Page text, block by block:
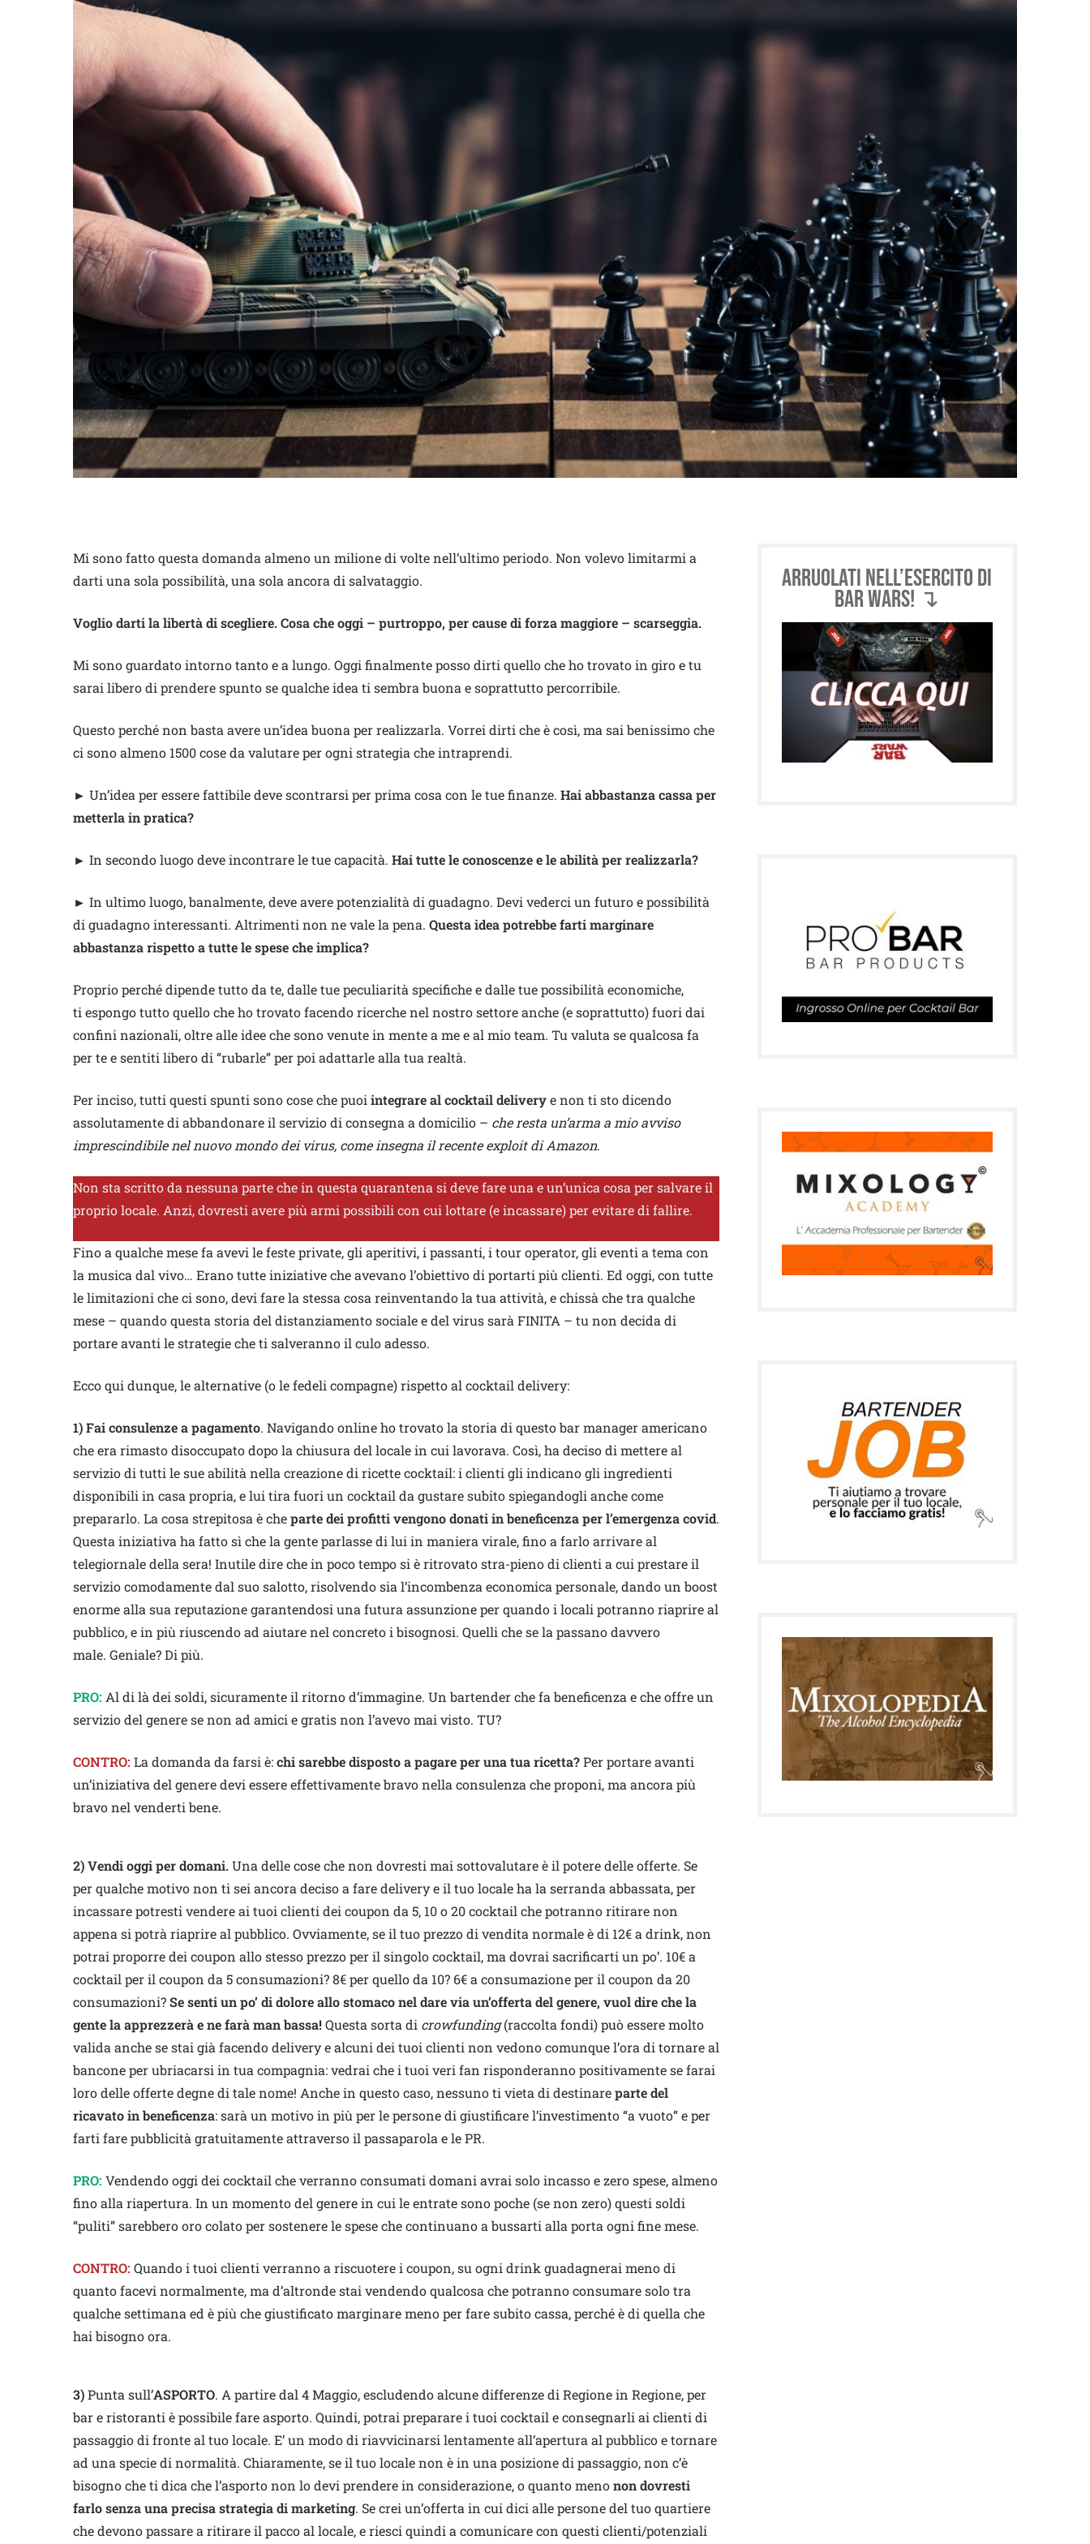
Mi sono fatto questa domanda almeno un milione di volte nell’ultimo periodo. Non volevo limitarmi a
darti una sola possibilità, una sola ancora di salvataggio.
Voglio darti la libertà di scegliere. Cosa che oggi – purtroppo, per cause di forza maggiore – scarseggia.
Mi sono guardato intorno tanto e a lungo. Oggi finalmente posso dirti quello che ho trovato in giro e tu
sarai libero di prendere spunto se qualche idea ti sembra buona e soprattutto percorribile.
Questo perché non basta avere un’idea buona per realizzarla. Vorrei dirti che è così, ma sai benissimo che
ci sono almeno 1500 cose da valutare per ogni strategia che intraprendi.
► Un’idea per essere fattibile deve scontrarsi per prima cosa con le tue finanze. Hai abbastanza cassa per
metterla in pratica?
► In secondo luogo deve incontrare le tue capacità. Hai tutte le conoscenze e le abilità per realizzarla?
► In ultimo luogo, banalmente, deve avere potenzialità di guadagno. Devi vederci un futuro e possibilità
di guadagno interessanti. Altrimenti non ne vale la pena. Questa idea potrebbe farti marginare
abbastanza rispetto a tutte le spese che implica?
Proprio perché dipende tutto da te, dalle tue peculiarità specifiche e dalle tue possibilità economiche,
ti espongo tutto quello che ho trovato facendo ricerche nel nostro settore anche (e soprattutto) fuori dai
confini nazionali, oltre alle idee che sono venute in mente a me e al mio team. Tu valuta se qualcosa fa
per te e sentiti libero di “rubarle” per poi adattarle alla tua realtà.
Per inciso, tutti questi spunti sono cose che puoi integrare al cocktail deliverye non ti sto dicendo
assolutamente di abbandonare il servizio di consegna a domicilio – che resta un’arma a mio avviso
imprescindibile nel nuovo mondo dei virus, come insegna il recente exploit di Amazon.
Non sta scritto da nessuna parte che in questa quarantena si deve fare una e un’unica cosa per salvare il
proprio locale. Anzi, dovresti avere più armi possibili con cui lottare (e incassare) per evitare di fallire.
Fino a qualche mese fa avevi le feste private, gli aperitivi, i passanti, i tour operator, gli eventi a tema con
la musica dal vivo… Erano tutte iniziative che avevano l’obiettivo di portarti più clienti. Ed oggi, con tutte
le limitazioni che ci sono, devi fare la stessa cosa reinventando la tua attività, e chissà che tra qualche
mese – quando questa storia del distanziamento sociale e del virus sarà FINITA – tu non decida di
portare avanti le strategie che ti salveranno il culo adesso.
Ecco qui dunque, le alternative (o le fedeli compagne) rispetto al cocktail delivery:
1) Fai consulenze a pagamento. Navigando online ho trovato la storia di questo bar manager americano
che era rimasto disoccupato dopo la chiusura del locale in cui lavorava. Così, ha deciso di mettere al
servizio di tutti le sue abilità nella creazione di ricette cocktail: i clienti gli indicano gli ingredienti
disponibili in casa propria, e lui tira fuori un cocktail da gustare subito spiegandogli anche come
prepararlo. La cosa strepitosa è cheparte dei profitti vengono donati in beneficenza per l’emergenza covid.
Questa iniziativa ha fatto sì che la gente parlasse di lui in maniera virale, fino a farlo arrivare al
telegiornale della sera! Inutile dire che in poco tempo si è ritrovato stra-pieno di clienti a cui prestare il
servizio comodamente dal suo salotto, risolvendo sia l’incombenza economica personale, dando un boost
enorme alla sua reputazione garantendosi una futura assunzione per quando i locali potranno riaprire al
pubblico, e in più riuscendo ad aiutare nel concreto i bisognosi. Quelli che se la passano davvero
male. Geniale? Di più.
PRO: Al di là dei soldi, sicuramente il ritorno d’immagine. Un bartender che fa beneficenza e che offre un
servizio del genere se non ad amici e gratis non l’avevo mai visto. TU?
CONTRO: La domanda da farsi è:chi sarebbe disposto a pagare per una tua ricetta?Per portare avanti
un’iniziativa del genere devi essere effettivamente bravo nella consulenza che proponi, ma ancora più
bravo nel venderti bene.
2)Vendi oggi per domani.Una delle cose che non dovresti mai sottovalutare è il potere delle offerte. Se
per qualche motivo non ti sei ancora deciso a fare delivery e il tuo locale ha la serranda abbassata, per
incassare potresti vendere ai tuoi clienti dei coupon da 5, 10 o 20 cocktail che potranno ritirare non
appena si potrà riaprire al pubblico. Ovviamente, se il tuo prezzo di vendita normale è di 12€ a drink, non
potrai proporre dei coupon allo stesso prezzo per il singolo cocktail, ma dovrai sacrificarti un po’. 10€ a
cocktail per il coupon da 5 consumazioni? 8€ per quello da 10? 6€ a consumazione per il coupon da 20
consumazioni?Se senti un po’ di dolore allo stomaco nel dare via un’offerta del genere, vuol dire che la
gente la apprezzerà e ne farà man bassa! Questa sorta di crowfunding(raccolta fondi) può essere molto
valida anche se stai già facendo delivery e alcuni dei tuoi clienti non vedono comunque l’ora di tornare al
bancone per ubriacarsi in tua compagnia: vedrai che i tuoi veri fan risponderanno positivamente se farai
loro delle offerte degne di tale nome! Anche in questo caso, nessuno ti vieta di destinareparte del
ricavato in beneficenza: sarà un motivo in più per le persone di giustificare l’investimento “a vuoto” e per
farti fare pubblicità gratuitamente attraverso il passaparola e le PR.
PRO: Vendendo oggi dei cocktail che verranno consumati domani avrai solo incasso e zero spese, almeno
fino alla riapertura. In un momento del genere in cui le entrate sono poche (se non zero) questi soldi
“puliti” sarebbero oro colato per sostenere le spese che continuano a bussarti alla porta ogni fine mese.
CONTRO: Quando i tuoi clienti verranno a riscuotere i coupon, su ogni drink guadagnerai meno di
quanto facevi normalmente, ma d’altronde stai vendendo qualcosa che potranno consumare solo tra
qualche settimana ed è più che giustificato marginare meno per fare subito cassa, perché è di quella che
hai bisogno ora.
3)Punta sull’ASPORTO. A partire dal 4 Maggio, escludendo alcune differenze di Regione in Regione, per
bar e ristoranti è possibile fare asporto. Quindi, potrai preparare i tuoi cocktail e consegnarli ai clienti di
passaggio di fronte al tuo locale. E’ un modo di riavvicinarsi lentamente all’apertura al pubblico e tornare
ad una specie di normalità. Chiaramente, se il tuo locale non è in una posizione di passaggio, non c’è
bisogno che ti dica che l’asporto non lo devi prendere in considerazione, o quanto menonon dovresti
farlo senza una precisa strategia di marketing. Se crei un’offerta in cui dici alle persone del tuo quartiere
che devono passare a ritirare il pacco al locale, e riesci quindi a comunicare con questi clienti/potenziali
Arruolati nell’esercito di
BAR WARS! ↴